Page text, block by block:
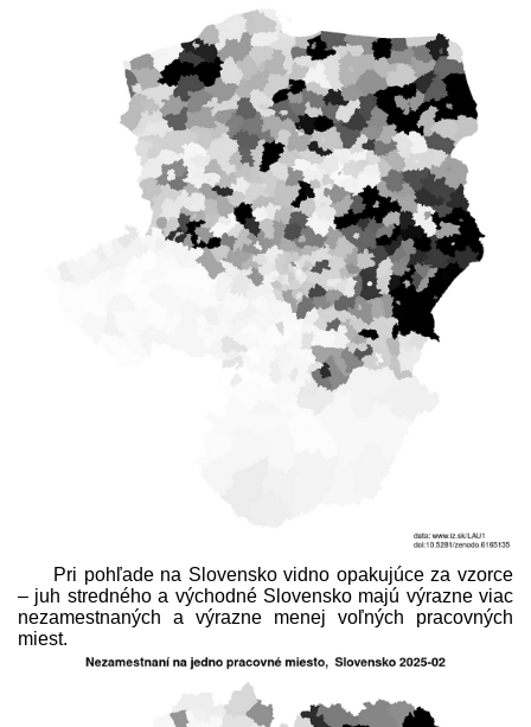
Pri pohľade na Slovensko vidno opakujúce za vzorce
– juh stredného a východné Slovensko majú výrazne viac
nezamestnaných a výrazne menej voľných pracovných
miest.